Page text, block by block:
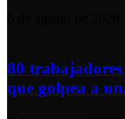
80
que golpea a